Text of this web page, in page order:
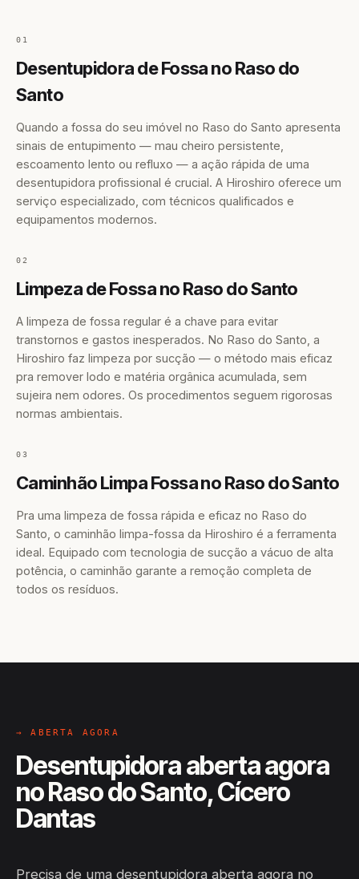
01
Desentupidora de Fossa no Raso do
Santo
Quando a fossa do seu imóvel no Raso do Santo apresenta
sinais de entupimento — mau cheiro persistente,
escoamento lento ou refluxo — a ação rápida de uma
desentupidora profissional é crucial. A Hiroshiro oferece um
serviço especializado, com técnicos qualificados e
equipamentos modernos.
02
Limpeza de Fossa no Raso do Santo
A limpeza de fossa regular é a chave para evitar
transtornos e gastos inesperados. No Raso do Santo, a
Hiroshiro faz limpeza por sucção — o método mais eficaz
pra remover lodo e matéria orgânica acumulada, sem
sujeira nem odores. Os procedimentos seguem rigorosas
normas ambientais.
03
Caminhão Limpa Fossa no Raso do Santo
Pra uma limpeza de fossa rápida e eficaz no Raso do
Santo, o caminhão limpa-fossa da Hiroshiro é a ferramenta
ideal. Equipado com tecnologia de sucção a vácuo de alta
potência, o caminhão garante a remoção completa de
todos os resíduos.
→ ABERTA AGORA
Desentupidora aberta agora
no Raso do Santo, Cícero
Dantas
Precisa de uma desentupidora aberta agora no